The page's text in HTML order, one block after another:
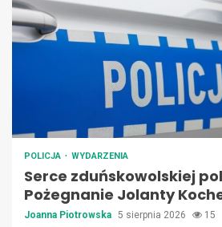
POLICJA WYDARZENIA
Serce zduńskowolskiej
Pożegnanie Jolanty
Joanna Piotrowska 5 sierpnia 2026 15